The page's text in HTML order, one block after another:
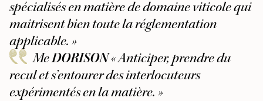
spécialisés en matière de domaine viticole qui
maitrisent bien toute la réglementation
applicable. »
MeDORISON« Anticiper, prendre du
recul et s’entourer des interlocuteurs
expérimentés en la matière. »